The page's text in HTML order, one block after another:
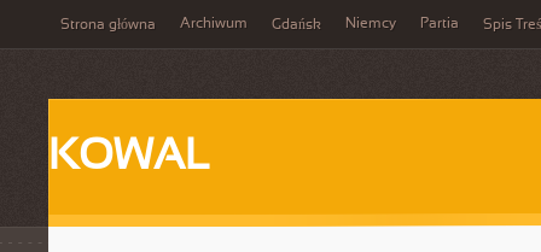
Strona główna Archiwum Gdańsk Niemcy Partia Spis
KOWAL